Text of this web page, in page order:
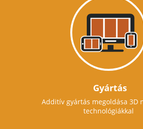
Gyártás
Additív gyártás megoldása 3D
technológiákkal